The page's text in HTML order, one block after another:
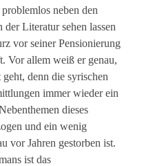
neben den
Literatur sehen lassen
vor seiner Pensionierung
Vor allem weiß er genau,
denn die syrischen
immer wieder ein
dieses
und ein wenig
vor Jahren gestorben ist.
ist das